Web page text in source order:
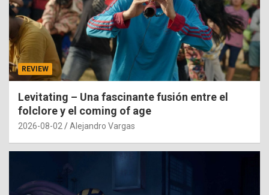
REVIEW
Levitating – Una fascinante fusión entre el
folclore y el coming of age
2026-08-02 Alejandro Vargas